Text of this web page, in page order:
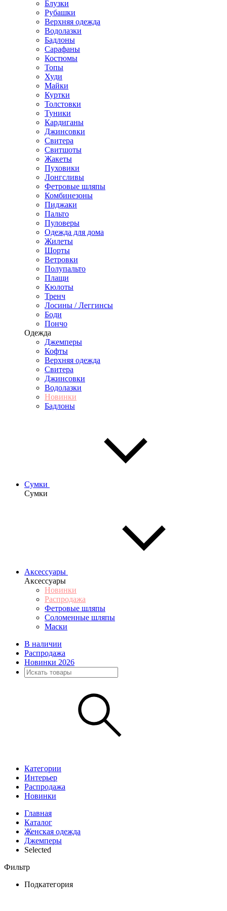
Блузки
Рубашки
Верхняя одежда
Водолазки
Бадлоны
Сарафаны
Костюмы
Топы
Худи
Майки
Куртки
Толстовки
Туники
Кардиганы
Джинсовки
Свитера
Свитшоты
Жакеты
Пуховики
Лонгсливы
Фетровые шляпы
Комбинезоны
Пиджаки
Пальто
Пуловеры
Одежда для дома
Жилеты
Шорты
Ветровки
Полупальто
Плащи
Кюлоты
Тренч
Лосины / Леггинсы
Боди
Пончо
Одежда
Джемперы
Кофты
Верхняя одежда
Свитера
Джинсовки
Водолазки
Новинки
Бадлоны
Сумки
Сумки
Аксессуары
Аксессуары
Новинки
Распродажа
Фетровые шляпы
Соломенные шляпы
Маски
В наличии
Распродажа
Новинки 2026
Категории
Интерьер
Распродажа
Новинки
Главная
Каталог
Женская одежда
Джемперы
Selected
Фильтр
Подкатегория